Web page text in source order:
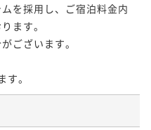
を採用し、ご宿泊料金内
ます。
ございます。
。